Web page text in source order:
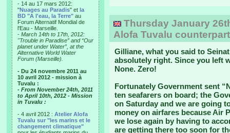
- 14 au 17 mars 2012:
"Nuages au Paradis" et la
BD "A l'eau, la Terre" au
Forum Alternatif Mondial de
l'Eau - Marseille.
- March 14th to 17th, 2012:
"Trouble in Paradise” and “Our
planet under Water”, at the
Alternative World Water
Forum (Marseille).
- Du 24 novembre 2011 au
10 avril 2012 - mission à
Tuvalu :
- From November 24th, 2011
to April 10th, 2012 - Mission
in Tuvalu :
- 4 avril 2012 : Atelier Alofa
Tuvalu sur "les marins et le
changement climatique"
Thursday January
Alofa Tuvalu
Gilliane, what you said to
absolutely right. Since you left
None. Zero!
Fortunately Government sent
ten seafarers on board; the
on Saturday and we are going
money on airfares because Air
we lose again by having to
are getting there too soon for